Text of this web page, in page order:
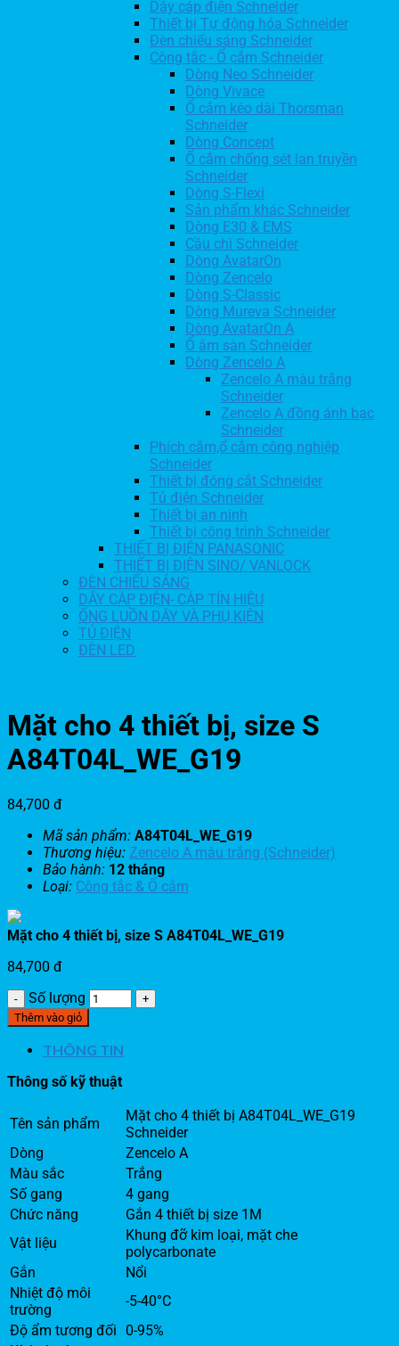
Dây cáp điện Schneider
Thiết bị Tự động hóa Schneider
Đèn chiếu sáng Schneider
Công tắc - Ổ cắm Schneider
Dòng Neo Schneider
Dòng Vivace
Ổ cắm kéo dài Thorsman
Schneider
Dòng Concept
Ổ cắm chống sét lan truyền
Schneider
Dòng S-Flexi
Sản phẩm khác Schneider
Dòng E30 & EMS
Cầu chì Schneider
Dòng AvatarOn
Dòng Zencelo
Dòng S-Classic
Dòng Mureva Schneider
Dòng AvatarOn A
Ổ âm sàn Schneider
Dòng Zencelo A
Zencelo A màu trắng
Schneider
Zencelo A đồng ánh bạc
Schneider
Phích cắm,ổ cắm công nghiệp
Schneider
Thiết bị đóng cắt Schneider
Tủ điện Schneider
Thiết bị an ninh
Thiết bị công trình Schneider
THIẾT BỊ ĐIỆN PANASONIC
THIẾT BỊ ĐIỆN SINO/ VANLOCK
ĐÈN CHIẾU SÁNG
DÂY CÁP ĐIỆN- CÁP TÍN HIỆU
ỐNG LUỒN DÂY VÀ PHỤ KIỆN
TỦ ĐIỆN
ĐÈN LED
Mặt cho 4 thiết bị, size S
A84T04L_WE_G19
84,700 đ
Mã sản phẩm: A84T04L_WE_G19
Thương hiệu: Zencelo A màu trắng (Schneider)
Bảo hành: 12 tháng
Loại: Công tắc & Ổ cắm
Mặt cho 4 thiết bị, size S A84T04L_WE_G19
84,700 đ
Số lượng
Thêm vào giỏ
THÔNG TIN
Thông số kỹ thuật
Tên sản phẩm
Mặt cho 4 thiết bị A84T04L_WE_G19
Schneider
Dòng
Zencelo A
Màu sắc
Trắng
Số gang
4 gang
Chức năng
Gắn 4 thiết bị size 1M
Vật liệu
Khung đỡ kim loại, mặt che
polycarbonate
Gắn
Nổi
Nhiệt độ môi
trường
-5-40°C
Độ ẩm tương đối
0-95%